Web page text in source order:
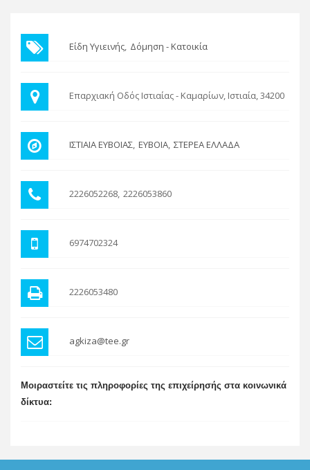
Είδη Υγιεινής Δόμηση - Κατοικία
Επαρχιακή Οδός Ιστιαίας - Καμαρίων, Ιστιαία, 34200
ΙΣΤΙΑΙΑ ΕΥΒΟΙΑΣ ΕΥΒΟΙΑ ΣΤΕΡΕΑ ΕΛΛΑΔΑ
2226052268 2226053860
6974702324
2226053480
agkiza@tee.gr
Μοιραστείτε τις πληροφορίες της επιχείρησής στα κοινωνικά
δίκτυα: